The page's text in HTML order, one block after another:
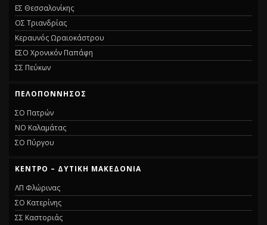
ΕΣ Θεσσαλονίκης
ΟΣ Τριανδρίας
Κεραυνός Ωραιοκάστρου
ΕΣΟ Χρονικόν Παπάφη
ΣΣ Πεύκων
ΠΕΛΟΠΟΝΝΗΣΟΣ
ΣΟ Πατρών
ΝΟ Καλαμάτας
ΣΟ Πύργου
ΚΕΝΤΡΟ – ΔΥΤΙΚΗ ΜΑΚΕΔΟΝΙΑ
ΛΠ Φλώρινας
ΣΟ Κατερίνης
ΣΣ Καστοριάς